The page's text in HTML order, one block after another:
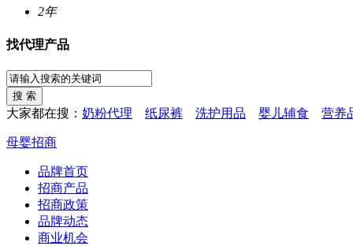
2年
找代理产品
大家都在搜： 奶粉代理 纸尿裤 洗护用品 婴儿辅食 营养
母婴招商
品牌首页
招商产品
招商政策
品牌动态
商业机会